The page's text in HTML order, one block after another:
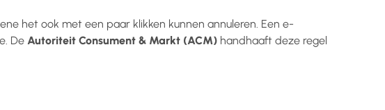
het ook met een paar klikken kunnen annuleren. Een e-
De Autoriteit Consument & Markt (ACM) handhaaft deze regel